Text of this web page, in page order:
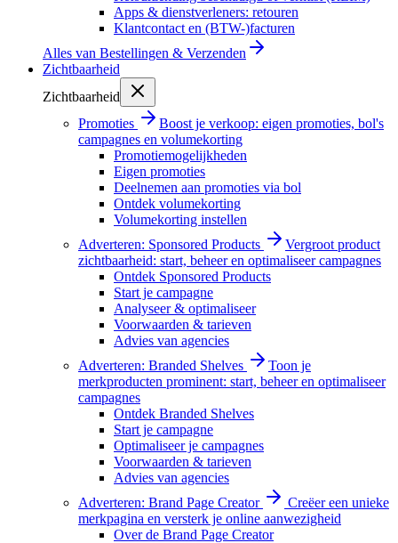
Apps & dienstverleners: retouren
Klantcontact en (BTW-)facturen
Alles van Bestellingen & Verzenden
Zichtbaarheid
Zichtbaarheid
Promoties
Boost je verkoop: eigen promoties, bol's
campagnes en volumekorting
Promotiemogelijkheden
Eigen promoties
Deelnemen aan promoties via bol
Ontdek volumekorting
Volumekorting instellen
Adverteren: Sponsored Products
Vergroot product
zichtbaarheid: start, beheer en optimaliseer campagnes
Ontdek Sponsored Products
Start je campagne
Analyseer & optimaliseer
Voorwaarden & tarieven
Advies van agencies
Adverteren: Branded Shelves
Toon je
merkproducten prominent: start, beheer en optimaliseer
campagnes
Ontdek Branded Shelves
Start je campagne
Optimaliseer je campagnes
Voorwaarden & tarieven
Advies van agencies
Adverteren: Brand Page Creator
Creëer een unieke
merkpagina en versterk je online aanwezigheid
Over de Brand Page Creator